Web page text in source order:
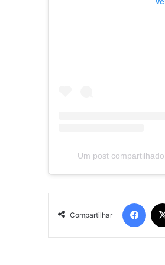
Um post
Compartilhar